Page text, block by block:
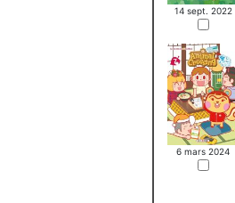
14 sept. 2022
6 mars 2024